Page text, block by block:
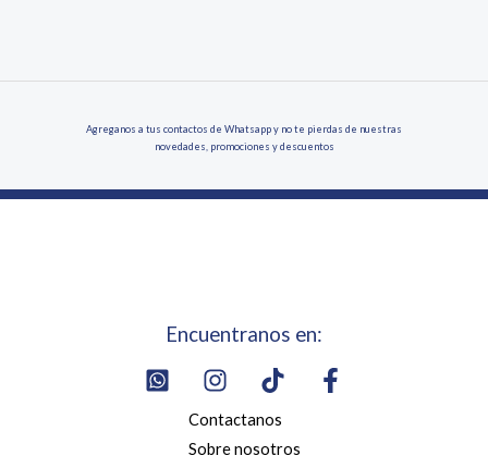
Agreganos a tus contactos de Whatsapp y no te pierdas de nuestras
novedades, promociones y descuentos
Encuentranos en:
Contactanos
Sobre nosotros